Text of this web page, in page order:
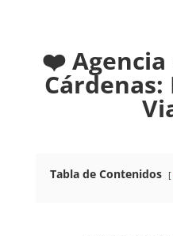
❤️ Agencia
Tabla de Contenidos